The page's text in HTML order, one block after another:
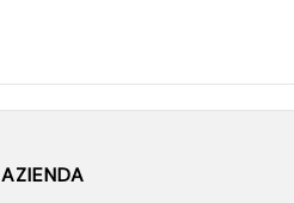
AZIENDA